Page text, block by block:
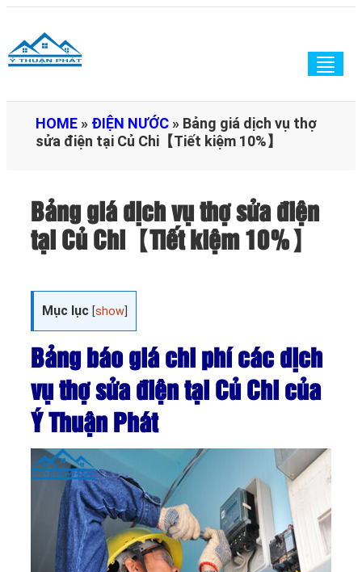
HOME » ĐIỆN NƯỚC » Bảng giá dịch vụ thợ
sửa điện tại Củ Chi【Tiết kiệm 10%】
Bảng giá dịch vụ thợ sửa điện
tại Củ Chi【Tiết kiệm 10%】
Mục lục [show
Bảng báo giá chi phí các dịch
vụ thợ sửa điện tại Củ Chi của
Ý Thuận Phát